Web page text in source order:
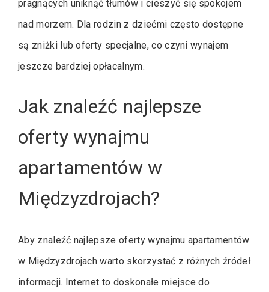
pragnących uniknąć tłumów i cieszyć się spokojem
nad morzem. Dla rodzin z dziećmi często dostępne
są zniżki lub oferty specjalne, co czyni wynajem
jeszcze bardziej opłacalnym.
Jak znaleźć najlepsze
oferty wynajmu
apartamentów w
Międzyzdrojach?
Aby znaleźć najlepsze oferty wynajmu apartamentów
w Międzyzdrojach warto skorzystać z różnych źródeł
informacji. Internet to doskonałe miejsce do